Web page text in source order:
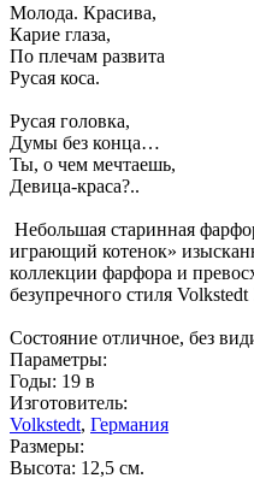
Молода. Красива,
Карие глаза,
По плечам развита
Русая коса.
Русая головка,
Думы без конца…
Ты, о чем мечтаешь,
Девица-краса?..
Небольшая старинная
играющий котенок»
коллекции фарфора и
безупречного стиля Volkstedt
Состояние отличное, без
Параметры:
Годы: 19 в
Изготовитель:
Volkstedt, Германия
Размеры:
Высота: 12,5 см.